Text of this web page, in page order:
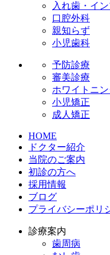
入れ歯・イ
口腔外科
親知らず
小児歯科
予防診療
審美診療
ホワイトニ
小児矯正
成人矯正
HOME
ドクター紹介
当院のご案内
初診の方へ
採用情報
ブログ
プライバシーポリ
診療案内
歯周病